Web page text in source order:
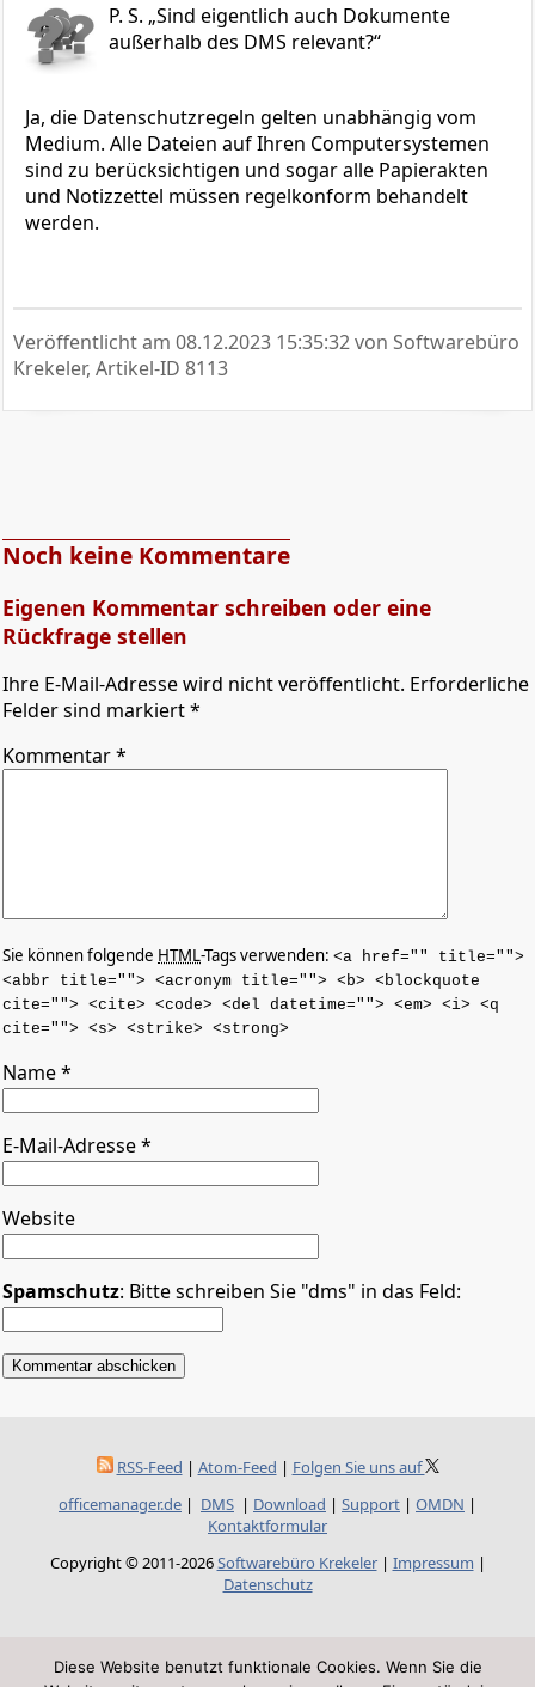
P. S. Sind eigentlich auch Dokumente
außerhalb des DMS relevant?
Ja, die Datenschutzregeln gelten unabhängig vom
Medium. Alle Dateien auf Ihren Computersystemen
sind zu berücksichtigen und sogar alle Papierakten
und Notizzettel müssen regelkonform behandelt
werden.
Veröffentlicht am 08.12.2023 15:35:32von Softwarebüro
Krekeler, Artikel-ID 8113
Noch keine Kommentare
Eigenen Kommentar schreiben oder eine
Rückfrage stellen
Ihre E-Mail-Adresse wird nicht veröffentlicht. Erforderliche
Felder sind markiert *
Kommentar*
Sie können folgende HTML-Tags verwenden: <a href="" title="">
<abbr title=""> <acronym title=""> <b> <blockquote
cite=""> <cite> <code> <del datetime=""> <em> <i> <q
cite=""> <s> <strike> <strong>
Name*
E-Mail-Adresse*
Website
Spamschutz: Bitte schreiben Sie "dms" in das Feld:
RSS-Feed | Atom-Feed | Folgen Sie uns auf
officemanager.de | DMS | Download | Support | OMDN |
Kontaktformular
Copyright © 2011-2026Softwarebüro Krekeler| Impressum |
Datenschutz
Diese Website benutzt funktionale Cookies. Wenn Sie die